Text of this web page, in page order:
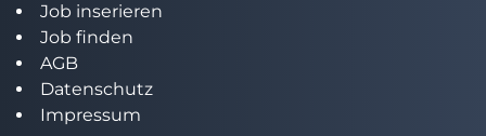
Job inserieren
Job finden
AGB
Datenschutz
Impressum